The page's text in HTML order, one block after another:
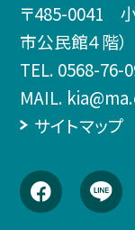
〒485-0041 小
市公民館４階）
TEL. 0568-76-
MAIL.
サイトマップ